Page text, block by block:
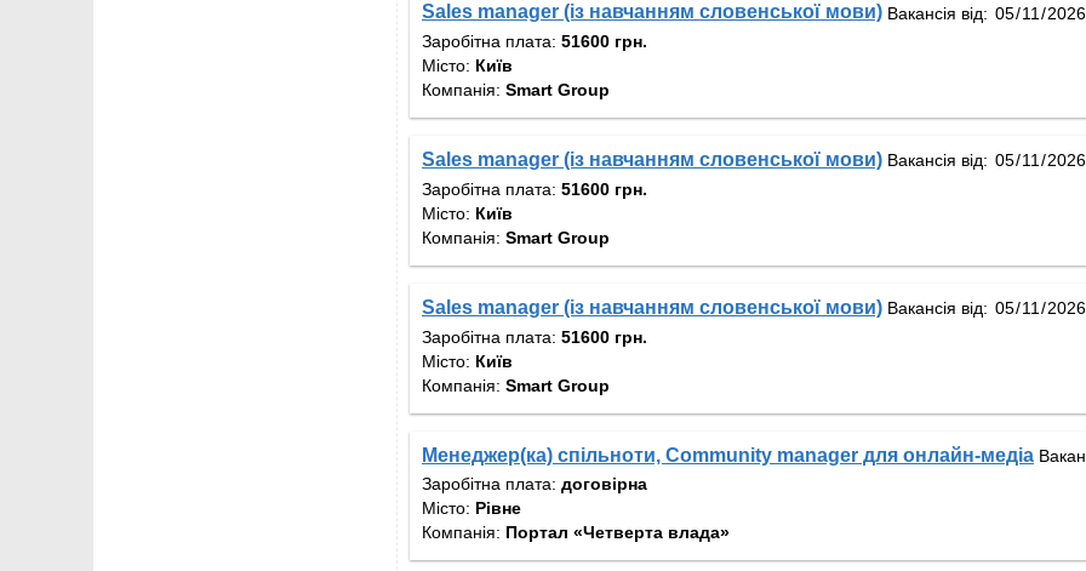
Sales manager (із навчанням словенської мови) Вакансія від:
Заробітна плата: 51600 грн.
Місто: Київ
Компанія: Smart Group
Sales manager (із навчанням словенської мови) Вакансія від:
Заробітна плата: 51600 грн.
Місто: Київ
Компанія: Smart Group
Sales manager (із навчанням словенської мови) Вакансія від:
Заробітна плата: 51600 грн.
Місто: Київ
Компанія: Smart Group
Менеджер(ка) спільноти, Community manager для онлайн-медіа
Заробітна плата: договірна
Місто: Рівне
Компанія: Портал «Четверта влада»